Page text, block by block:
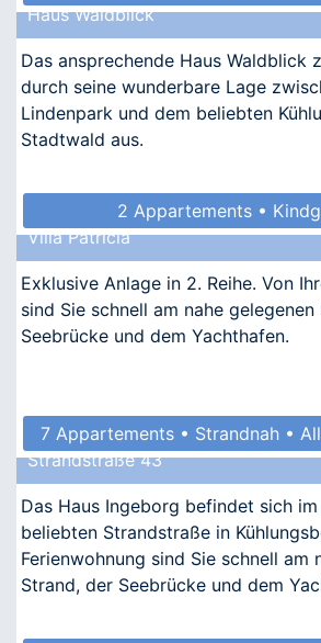
Haus Waldblick
Das ansprechende Haus Waldblick
durch seine wunderbare Lage
Lindenpark und dem beliebten
Stadtwald aus.
2 Appartements •
Villa Patricia
Exklusive Anlage in 2. Reihe. Von
sind Sie schnell am nahe
Seebrücke und dem Yachthafen.
7 Appartements • Strandnah •
Strandstraße 43
Das Haus Ingeborg befindet sich
beliebten Strandstraße in
Ferienwohnung sind Sie schnell am
Strand, der Seebrücke und dem